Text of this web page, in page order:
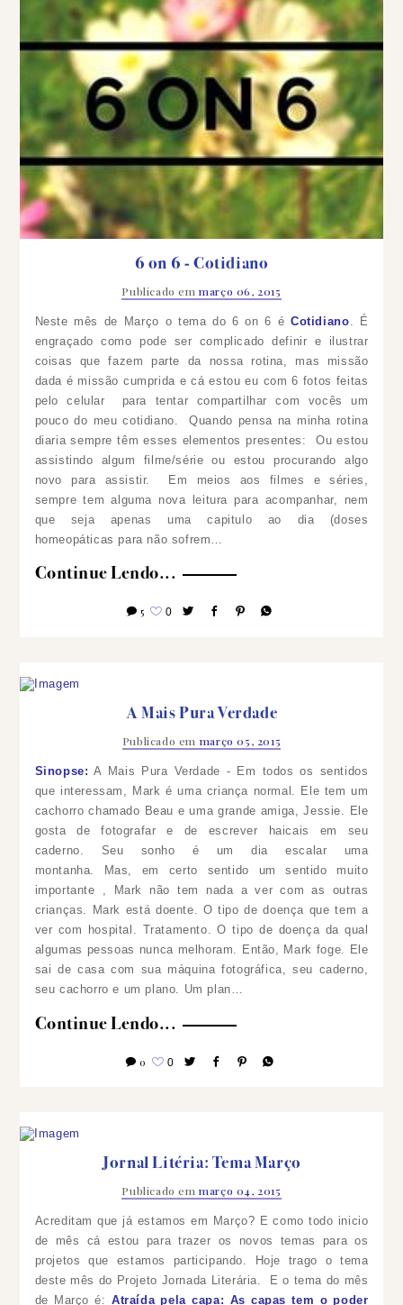
6 on 6 - Cotidiano
Publicado emmarço 06, 2015
Neste mês de Março o tema do 6 on 6 éCotidiano . É
engraçado como pode ser complicado definir e ilustrar
coisas que fazem parte da nossa rotina, mas missão
dada é missão cumprida e cá estou eu com 6 fotos feitas
pelo celular para tentar compartilhar com vocês um
pouco do meu cotidiano.Quando pensa na minha rotina
diaria sempre têm esses elementos presentes: Ou estou
assistindo algum filme/série ou estou procurando algo
novo para assistir. Em meios aos filmes e séries,
sempre tem alguma nova leitura para acompanhar, nem
que seja apenas uma capitulo ao dia (doses
homeopáticas para não sofrem…
Continue Lendo...
5 0
A Mais Pura Verdade
Publicado em março 05, 2015
Sinopse: A Mais Pura Verdade - Em todos os sentidos
que interessam, Mark é uma criança normal. Ele tem um
cachorro chamado Beau e uma grande amiga, Jessie. Ele
gosta de fotografar e de escrever haicais em seu
caderno. Seu sonho é um dia escalar uma
montanha. Mas, em certo sentido um sentido muito
importante , Mark não tem nada a ver com as outras
crianças. Mark está doente. O tipo de doença que tem a
ver com hospital. Tratamento. O tipo de doença da qual
algumas pessoas nunca melhoram. Então, Mark foge. Ele
sai de casa com sua máquina fotográfica, seu caderno,
seu cachorro e um plano. Um plan…
Continue Lendo...
0 0
Jornal Litéria: Tema Março
Publicado emmarço 04, 2015
Acreditam que já estamos em Março? E como todo inicio
de mês cá estou para trazer os novos temas para os
projetos que estamos participando. Hoje trago o tema
deste mês do Projeto Jornada Literária. E o tema do mês
de Março é: Atraída pela capa: As capas tem o poder